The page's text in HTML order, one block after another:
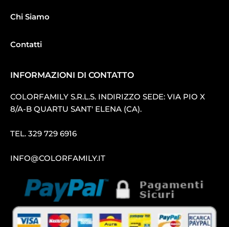
Chi Siamo
Contatti
INFORMAZIONI DI CONTATTO
COLORFAMILY S.R.L.S. INDIRIZZO SEDE: VIA PIO X
8/A-B QUARTU SANT′ ELENA (CA).
TEL. 329 729 6916
INFO@COLORFAMILY.IT